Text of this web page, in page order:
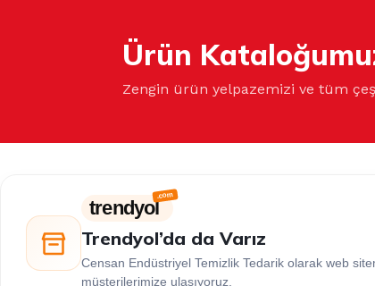
Ürün
Zengin ürün yelpazemizi ve tüm
trendyol
Trendyol’da da Varız
Censan Endüstriyel Temizlik Tedarik olarak web
müşterilerimize ulaşıyoruz.